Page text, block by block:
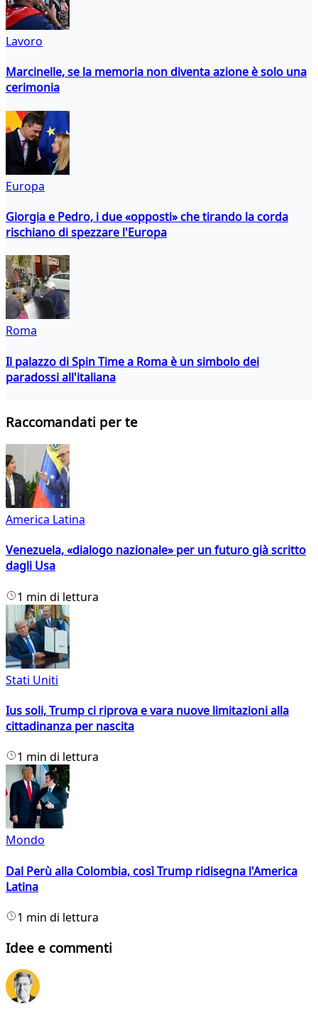
Lavoro
Marcinelle, se la memoria non diventa azione è solo una
cerimonia
Europa
Giorgia e Pedro, i due «opposti» che tirando la corda
rischiano di spezzare l'Europa
Roma
Il palazzo di Spin Time a Roma è un simbolo dei
paradossi all'italiana
Raccomandati per te
America Latina
Venezuela, «dialogo nazionale» per un futuro già scritto
dagli Usa
1 min di lettura
Stati Uniti
Ius soli, Trump ci riprova e vara nuove limitazioni alla
cittadinanza per nascita
1 min di lettura
Mondo
Dal Perù alla Colombia, così Trump ridisegna l'America
Latina
1 min di lettura
Idee e commenti